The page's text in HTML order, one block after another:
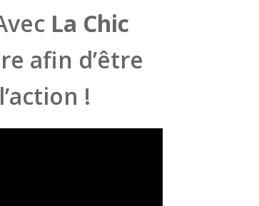
La Chic
afin d’être
!